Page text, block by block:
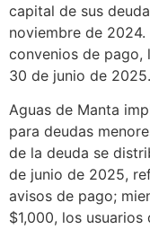
capital de sus
noviembre de
convenios de pago,
30 de junio de 2025.
Aguas de Manta
para deudas
de la deuda se
de junio de 2025,
avisos de pago;
$1,000, los